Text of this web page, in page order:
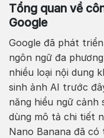
Tổng quan về
Google
Google đã phát triển
ngôn ngữ đa
nhiều loại nội dung
sinh ảnh AI trước
năng hiểu ngữ cảnh
dùng mô tả chi tiết
Nano Banana đã có